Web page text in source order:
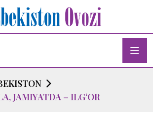
JAMIYATDA – ILG‘OR